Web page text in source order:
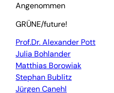
Angenommen
GRÜNE/future!
Prof.Dr. Alexander Pott
Julia Bohlander
Matthias Borowiak
Stephan Bublitz
Jürgen Canehl